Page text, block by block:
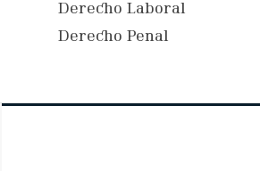
Derecho Laboral
Derecho Penal